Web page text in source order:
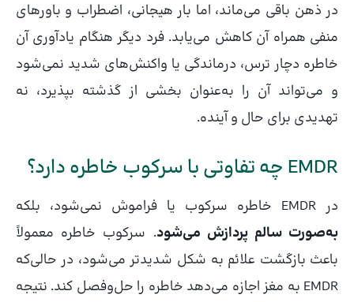
در ذهن باقی می‌ماند، اما بار هیجانی، اضطراب و باورهای
منفی همراه آن کاهش می‌یابد. فرد دیگر هنگام یادآوری آن
خاطره دچار ترس، درماندگی یا واکنش‌های شدید نمی‌شود
و می‌تواند آن را به‌عنوان بخشی از گذشته بپذیرد، نه
تهدیدی برای حال و آینده.
EMDR چه تفاوتی با سرکوب خاطره دارد؟
در EMDR خاطره سرکوب یا فراموش نمی‌شود، بلکه
به‌صورت سالم پردازش می‌شود. سرکوب خاطره معمولاً
باعث بازگشت علائم به شکل شدیدتر می‌شود، در حالی‌که
EMDR به مغز اجازه می‌دهد خاطره را حل‌وفصل کند. نتیجه